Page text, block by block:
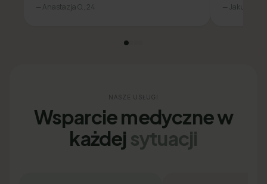
— Anastazja O., 24 — Jakub L., 31
NASZE USŁUGI
Wsparcie medyczne w
każdej sytuacji